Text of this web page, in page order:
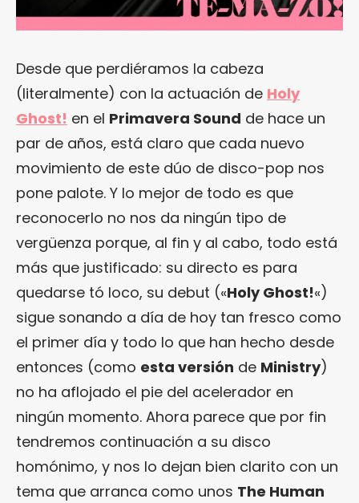
Desde que perdiéramos la cabeza
(literalmente) con la actuación de Holy
Ghost! en el Primavera Sound de hace un
par de años, está claro que cada nuevo
movimiento de este dúo de disco-pop nos
pone palote. Y lo mejor de todo es que
reconocerlo no nos da ningún tipo de
vergüenza porque, al fin y al cabo, todo está
más que justificado: su directo es para
quedarse tó loco, su debut («Holy Ghost!«)
sigue sonando a día de hoy tan fresco como
el primer día y todo lo que han hecho desde
entonces (como esta versión de Ministry)
no ha aflojado el pie del acelerador en
ningún momento. Ahora parece que por fin
tendremos continuación a su disco
homónimo, y nos lo dejan bien clarito con un
tema que arranca como unos The Human